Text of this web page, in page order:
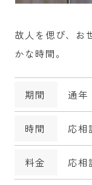
故人を偲び、お
かな時間。
期間 通年
時間 応相
料金 応相